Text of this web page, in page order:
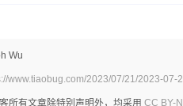
Wu
www.tiaobug.com/2023/07/21/2023-
所有文章除特别声明外，均采用 CC BY-